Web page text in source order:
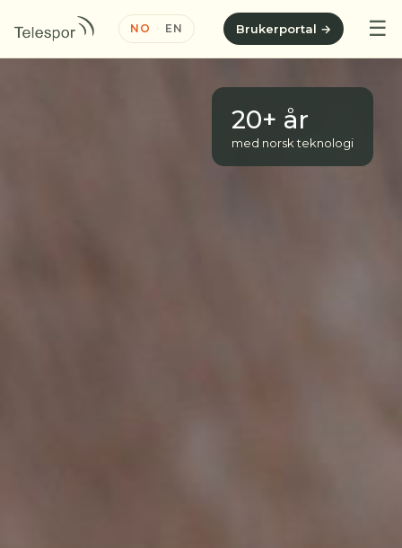
NO · EN Brukerportal → ☰
20+ år
med norsk teknologi